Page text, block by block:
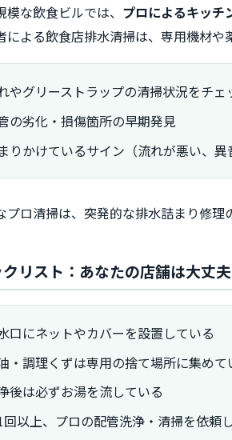
模な飲食ビルでは、 プロによるキッチ
による飲食店排水清掃は、専用機材や
やグリーストラップの清掃状況をチェ
の劣化・損傷箇所の早期発見
りかけているサイン（流れが悪い、
プロ清掃は、突発的な排水詰まり修理
リスト：あなたの店舗は大丈
口にネットやカバーを設置している
・調理くずは専用の捨て場所に集めて
後は必ずお湯を流している
回以上、プロの配管洗浄・清掃を依頼